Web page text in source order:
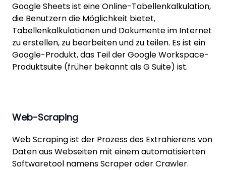
Google Sheets ist eine Online-Tabellenkalkulation,
die Benutzern die Möglichkeit bietet,
Tabellenkalkulationen und Dokumente im Internet
zu erstellen, zu bearbeiten und zu teilen. Es ist ein
Google-Produkt, das Teil der Google Workspace-
Produktsuite (früher bekannt als G Suite) ist.
Web-Scraping
Web Scraping ist der Prozess des Extrahierens von
Daten aus Webseiten mit einem automatisierten
Softwaretool namens Scraper oder Crawler.